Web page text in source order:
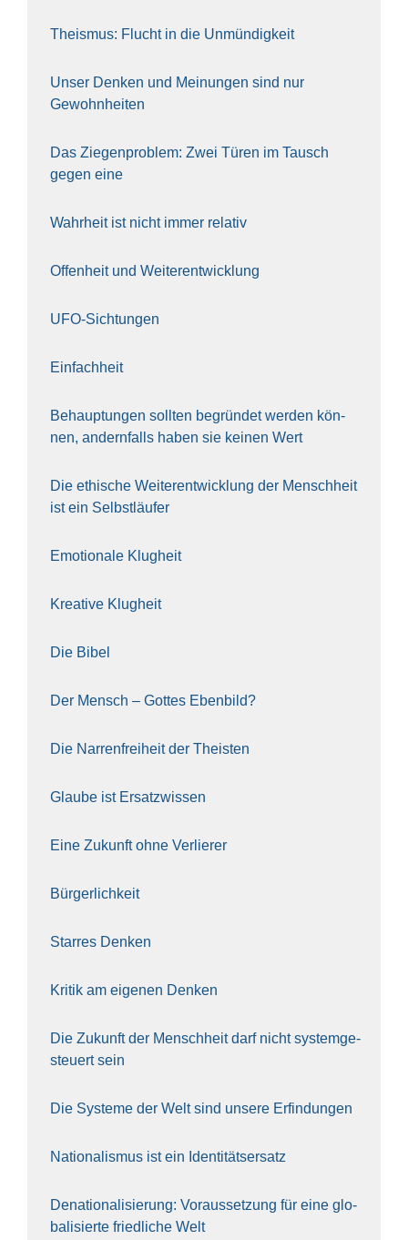
The­is­mus: Flucht in die Unmün­dig­keit
Unser Den­ken und Mei­nun­gen sind nur
Gewohn­hei­ten
Das Zie­gen­pro­blem: Zwei Türen im Tausch
gegen eine
Wahr­heit ist nicht immer rela­tiv
Offen­heit und Wei­ter­ent­wick­lung
UFO-Sich­tun­gen
Ein­fach­heit
Behaup­tun­gen soll­ten begrün­det wer­den kön­
nen, andern­falls haben sie kei­nen Wert
Die ethi­sche Wei­ter­ent­wick­lung der Mensch­heit
ist ein Selbst­läu­fer
Emo­tio­na­le Klug­heit
Krea­ti­ve Klug­heit
Die Bibel
Der Mensch – Got­tes Eben­bild?
Die Nar­ren­frei­heit der The­is­ten
Glau­be ist Ersatz­wis­sen
Eine Zukunft ohne Ver­lie­rer
Bür­ger­lich­keit
Star­res Den­ken
Kri­tik am eige­nen Den­ken
Die Zukunft der Mensch­heit darf nicht sys­tem­ge­
steu­ert sein
Die Sys­te­me der Welt sind unse­re Erfin­dun­gen
Natio­na­lis­mus ist ein Iden­ti­täts­er­satz
Dena­tio­na­li­sie­rung: Vor­aus­set­zung für eine glo­
ba­li­sier­te fried­li­che Welt